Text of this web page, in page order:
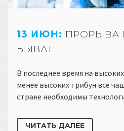
13 ИЮН: ПРОРЫВА
БЫВАЕТ
В последнее время на
менее высоких трибун все
стране необходимы
ЧИТАТЬ ДАЛЕЕ